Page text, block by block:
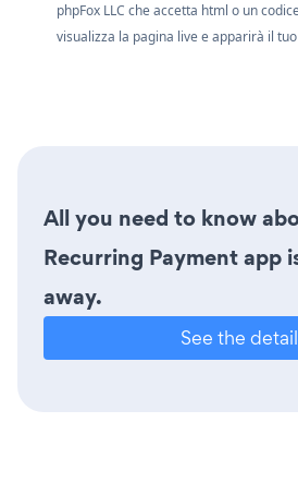
phpFox LLC che accetta html o un
visualizza la pagina live e apparirà il
All you need to know
Recurring Payment app
away.
See the